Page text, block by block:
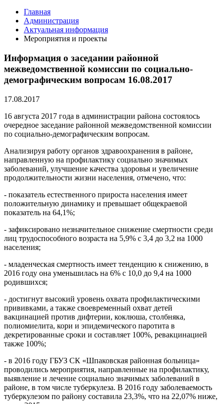
Главная
Администрация
Актуальная информация
Мероприятия и проекты
Информация о заседании районной
межведомственной комиссии по социально-
демографическим вопросам 16.08.2017
17.08.2017
16 августа 2017 года в администрации района состоялось
очередное заседание районной межведомственной комиссии
по социально-демографическим вопросам.
Анализируя работу органов здравоохранения в районе,
направленную на профилактику социально значимых
заболеваний, улучшение качества здоровья и увеличение
продолжительности жизни населения, отмечено, что:
- показатель естественного прироста населения имеет
положительную динамику и превышает общекраевой
показатель на 64,1%;
- зафиксировано незначительное снижение смертности среди
лиц трудоспособного возраста на 5,9% с 3,4 до 3,2 на 1000
населения;
- младенческая смертность имеет тенденцию к снижению, в
2016 году она уменьшилась на 6% с 10,0 до 9,4 на 1000
родившихся;
- достигнут высокий уровень охвата профилактическими
прививками, а также своевременный охват детей
вакцинацией против дифтерии, коклюша, столбняка,
полиомиелита, кори и эпидемического паротита в
декретированные сроки и составляет 100%, ревакцинацией
также 100%;
- в 2016 году ГБУЗ СК «Шпаковская районная больница»
проводились мероприятия, направленные на профилактику,
выявление и лечение социально значимых заболеваний в
районе, в том числе туберкулеза. В 2016 году заболеваемость
туберкулезом по району составила 23,3%, что на 22,07% ниже,